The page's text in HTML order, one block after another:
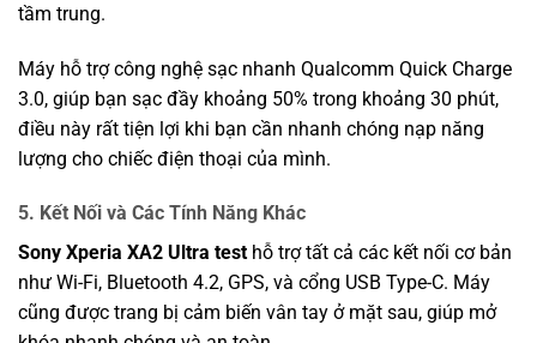
tầm trung.
Máy hỗ trợ công nghệ sạc nhanh Qualcomm Quick Charge
3.0, giúp bạn sạc đầy khoảng 50% trong khoảng 30 phút,
điều này rất tiện lợi khi bạn cần nhanh chóng nạp năng
lượng cho chiếc điện thoại của mình.
5. Kết Nối và Các Tính Năng Khác
Sony Xperia XA2 Ultra test hỗ trợ tất cả các kết nối cơ bản
như Wi-Fi, Bluetooth 4.2, GPS, và cổng USB Type-C. Máy
cũng được trang bị cảm biến vân tay ở mặt sau, giúp mở